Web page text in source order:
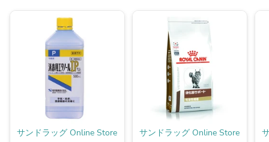
サンドラッグ Online Store サンドラッグ Online Store